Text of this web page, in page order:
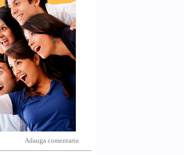
Adauga comentariu